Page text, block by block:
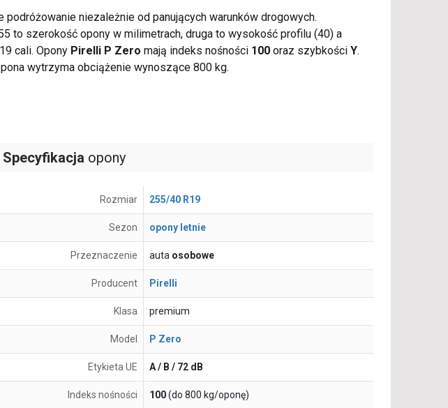
niezależnie od panujących warunków drogowych.
to szerokość opony w milimetrach, druga to wysokość profilu (40) a
cali. Opony Pirelli P Zero mają indeks nośności 100 oraz szybkości Y.
wytrzyma obciążenie wynoszące 800 kg.
Specyfikacja opony
Rozmiar 255/40 R19
Sezon opony letnie
Przeznaczenie auta osobowe
Producent Pirelli
Klasa premium
Model P Zero
Etykieta UE A / B / 72 dB
Indeks nośności 100(do 800 kg/oponę)